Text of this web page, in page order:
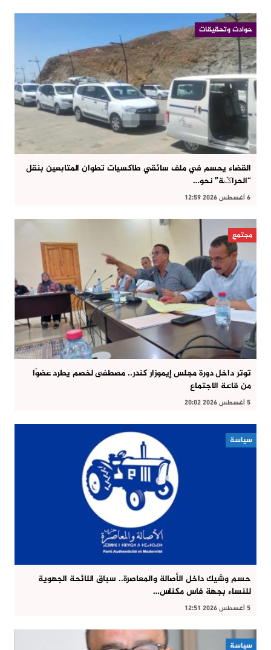
حوادت وتحقيقات
القضاء يحسم في ملف سائقي طاكسيات تطوان المتابعين بنقل
“الحراݣة” نحو…
6 أغسطس 2026 12:59
مجتمع
توتر داخل دورة مجلس إيموزار كندر.. مصطفى لخصم يطرد عضوًا
من قاعة الاجتماع
5 أغسطس 2026 20:02
سياسة
حسم وشيك داخل الأصالة والمعاصرة.. سباق اللائحة الجهوية
للنساء بجهة فاس مكناس…
5 أغسطس 2026 12:51
سياسة